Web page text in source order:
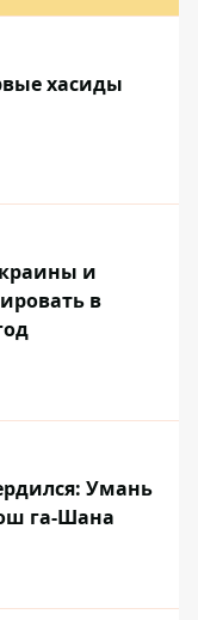
хасиды
и
в
Умань
га-Шана